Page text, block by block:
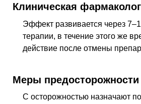
Клиническая
Эффект развивается через
терапии, в течение этого же
действие после отмены
Меры предосторожности
С осторожностью назначают